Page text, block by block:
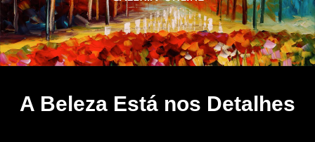
A Beleza Está nos Detalhes